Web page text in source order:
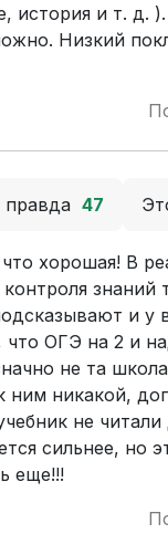
история и т. д.
Низкий
правда 47
хорошая! В
знаний
и у
что ОГЭ на 2 и
не та
ним никакой,
не
сильнее, но
еще!!!